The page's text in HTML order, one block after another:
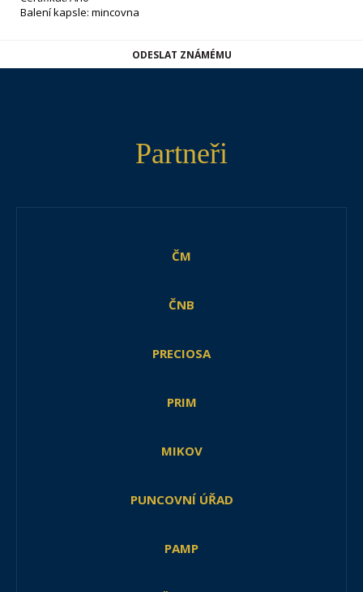
Balení kapsle: mincovna
ODESLAT ZNÁMÉMU
Partneři
ČM
ČNB
PRECIOSA
PRIM
MIKOV
PUNCOVNÍ ÚŘAD
PAMP